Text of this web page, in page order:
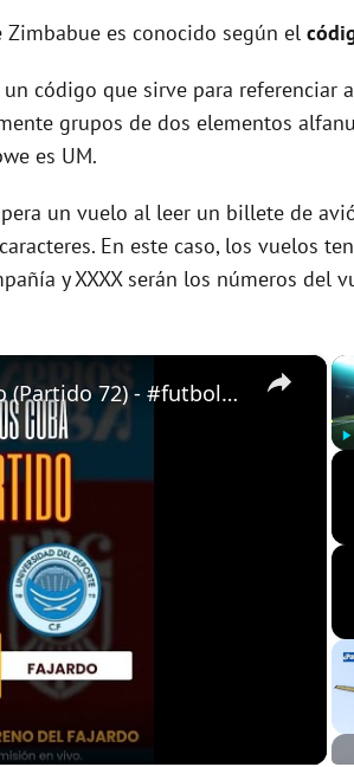
es conocido según el
código que sirve para referenciar
grupos de dos elementos
es UM.
un vuelo al leer un billete de
En este caso, los vuelos
y XXXX serán los números del
×
Almendras de Párraga VS Fajardo (Partido 72) - #futboldebarrioscuba